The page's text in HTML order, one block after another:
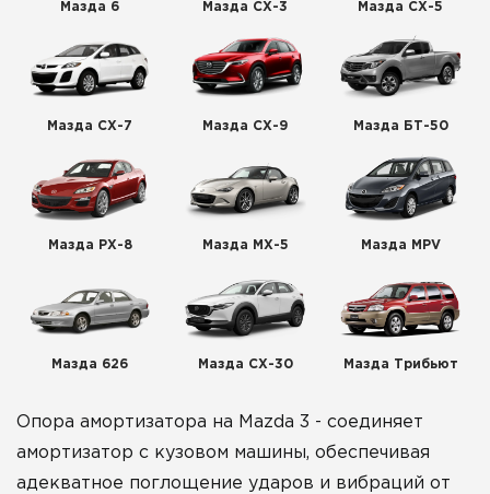
Мазда 6 Мазда СХ-3 Мазда СХ-5
Мазда СХ-7 Мазда СХ-9 Мазда БТ-50
Мазда РХ-8 Мазда МХ-5 Мазда MPV
Мазда 626 Мазда СХ-30 Мазда Трибьют
Опора амортизатора на Mazda 3 - соединяет
амортизатор с кузовом машины, обеспечивая
адекватное поглощение ударов и вибраций от